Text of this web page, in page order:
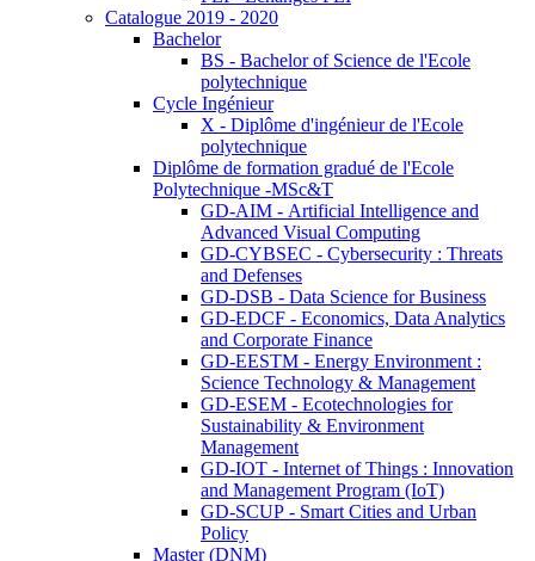
Catalogue 2019 - 2020
Bachelor
BS - Bachelor of Science de l'Ecole
polytechnique
Cycle Ingénieur
X - Diplôme d'ingénieur de l'Ecole
polytechnique
Diplôme de formation gradué de l'Ecole
Polytechnique -MSc&T
GD-AIM - Artificial Intelligence and
Advanced Visual Computing
GD-CYBSEC - Cybersecurity : Threats
and Defenses
GD-DSB - Data Science for Business
GD-EDCF - Economics, Data Analytics
and Corporate Finance
GD-EESTM - Energy Environment :
Science Technology & Management
GD-ESEM - Ecotechnologies for
Sustainability & Environment
Management
GD-IOT - Internet of Things : Innovation
and Management Program (IoT)
GD-SCUP - Smart Cities and Urban
Policy
Master (DNM)